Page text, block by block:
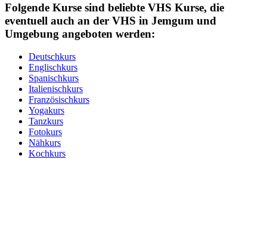
Folgende Kurse sind beliebte VHS Kurse, die
eventuell auch an der VHS in Jemgum und
Umgebung angeboten werden:
Deutschkurs
Englischkurs
Spanischkurs
Italienischkurs
Französischkurs
Yogakurs
Tanzkurs
Fotokurs
Nähkurs
Kochkurs